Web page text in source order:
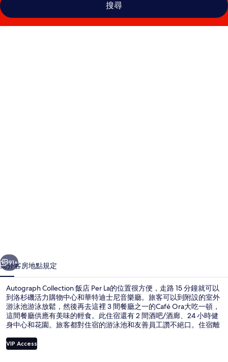
搜尋
相
片
集
個 下一個
91+
簡介客房地點規定
Autograph Collection 飯店 Per La的位置很方便，走路 15 分鐘就可以
到洛杉磯活力購物中心和華特迪士尼音樂廳。旅客可以到附設的室外
游泳池游泳放鬆，然後再去這裡 3 間餐廳之一的Café Ora大吃一頓，
這間餐廳供應有美味的輕食。此住宿還有 2 間酒吧/酒廊、24 小時健
身中心和花園。旅客都對住宿的游泳池和友善員工讚不絕口。住宿離
到潘興廣場站也只要 6 分鐘。
VIP Access